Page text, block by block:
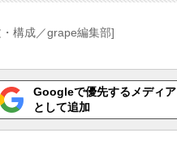
・構成／grape編集部]
Googleで優先するメディア
として追加